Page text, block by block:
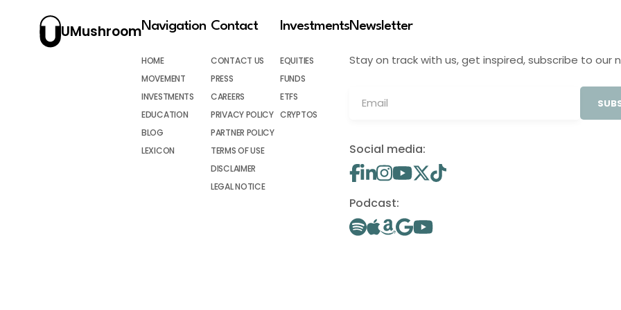
UMushroomNavigation
HOME
MOVEMENT
INVESTMENTS
EDUCATION
BLOG
LEXICON
Contact
CONTACT US
PRESS
CAREERS
PRIVACY POLICY
PARTNER POLICY
TERMS OF USE
DISCLAIMER
LEGAL NOTICE
Investments
EQUITIES
FUNDS
ETFS
CRYPTOS
Newsletter
Stay on track with us, get inspired, subscribe to our
Social media:
Podcast: